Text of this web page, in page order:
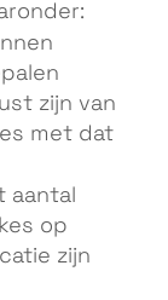
zijn van
met dat
aantal
op
zijn